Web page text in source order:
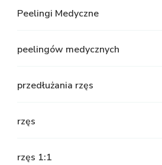
Peelingi Medyczne
peelingów medycznych
przedłużania rzęs
rzęs
rzęs 1:1